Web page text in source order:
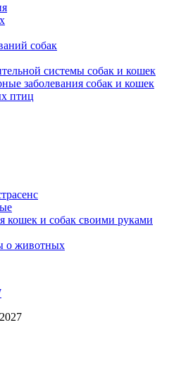
собак
системы собак и кошек
заболевания собак и кошек
птиц
кошек и собак своими руками
о животных